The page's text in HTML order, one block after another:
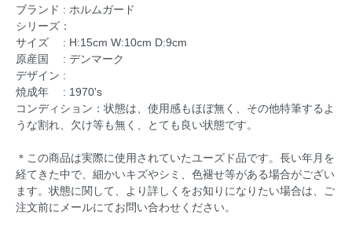
ブランド : ホルムガード
シリーズ：
サイズ : H:15cm W:10cm D:9cm
原産国 : デンマーク
デザイン :
焼成年 : 1970's
コンディション：状態は、使用感もほぼ無く、その他特筆するよ
うな割れ、欠け等も無く、とても良い状態です。
＊この商品は実際に使用されていたユーズド品です。長い年月を
経てきた中で、細かいキズやシミ、色褪せ等がある場合がござい
ます。状態に関して、より詳しくをお知りになりたい場合は、ご
注文前にメールにてお問い合わせください。